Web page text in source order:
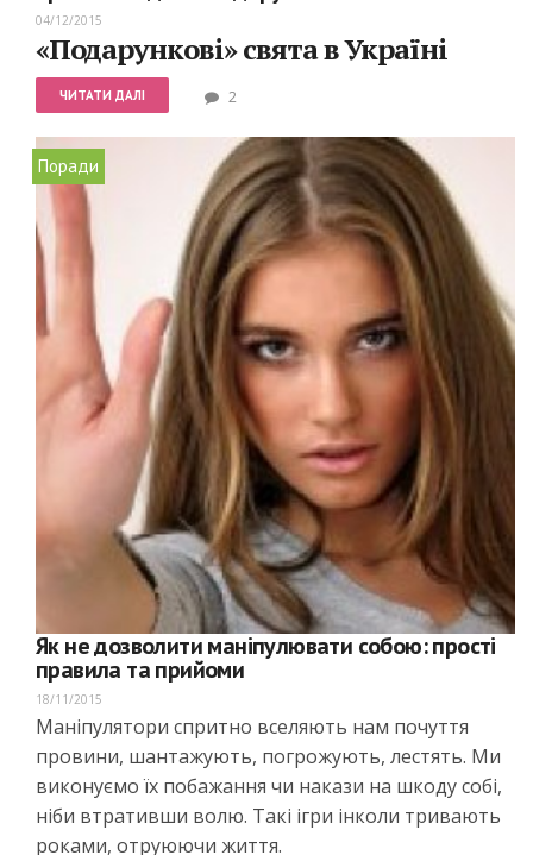
04/12/2015
«Подарункові» свята в Україні
ЧИТАТИ ДАЛІ 2
Поради
Як не дозволити маніпулювати собою: прості
правила та прийоми
18/11/2015
Маніпулятори спритно вселяють нам почуття
провини, шантажують, погрожують, лестять. Ми
виконуємо їх побажання чи накази на шкоду собі,
ніби втративши волю. Такі ігри інколи тривають
роками, отруюючи життя.